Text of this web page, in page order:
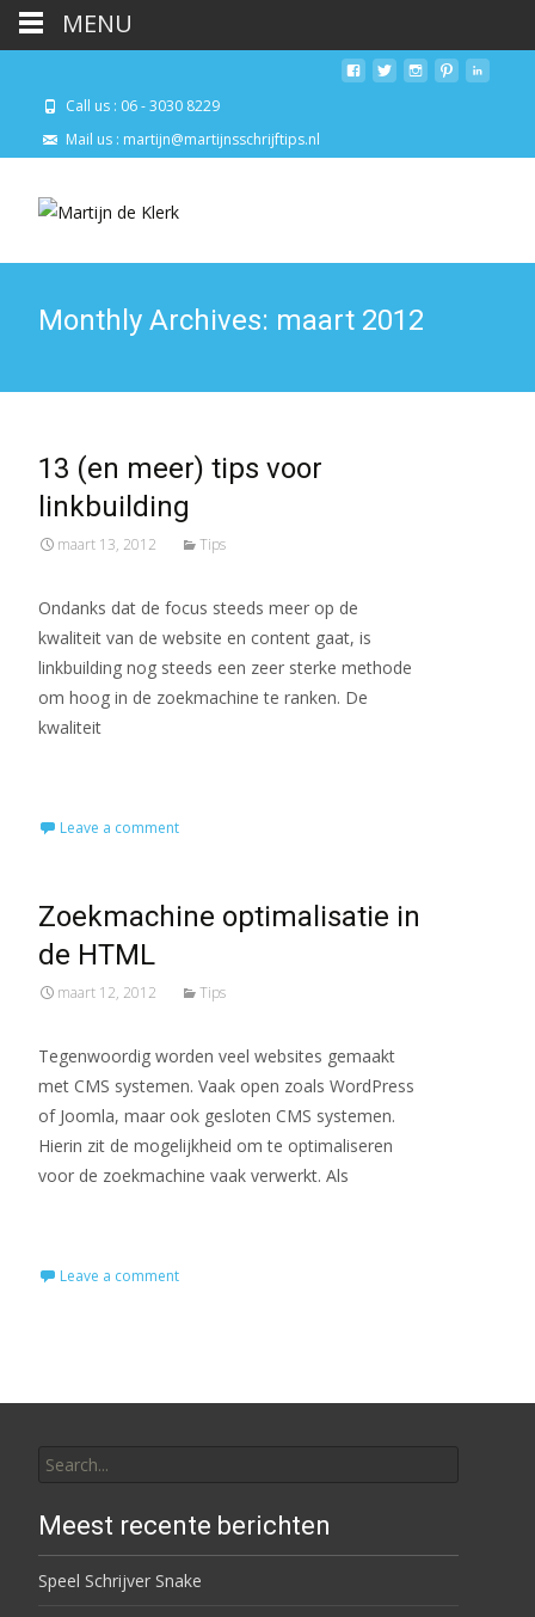
Call us : 06 - 3030 8229
Mail us : martijn@martijnsschrijftips.nl
Monthly Archives: maart 2012
13 (en meer) tips voor
linkbuilding
maart 13, 2012 Tips
Ondanks dat de focus steeds meer op de
kwaliteit van de website en content gaat, is
linkbuilding nog steeds een zeer sterke methode
om hoog in de zoekmachine te ranken. De
kwaliteit
Leave a comment
Zoekmachine optimalisatie in
de HTML
maart 12, 2012 Tips
Tegenwoordig worden veel websites gemaakt
met CMS systemen. Vaak open zoals WordPress
of Joomla, maar ook gesloten CMS systemen.
Hierin zit de mogelijkheid om te optimaliseren
voor de zoekmachine vaak verwerkt. Als
Leave a comment
Meest recente berichten
Speel Schrijver Snake
MENU